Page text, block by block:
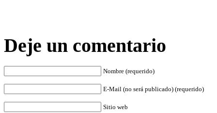
Deje un comentario
Nombre (requerido)
E-Mail (no será publicado) (requerido)
Sitio web